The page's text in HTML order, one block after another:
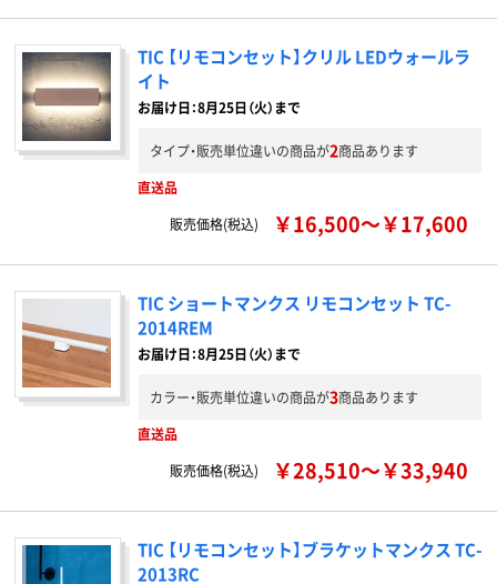
TIC 【リモコンセット】クリル LEDウォールラ
イト
お届け日：8月25日（火）まで
タイプ・販売単位違いの商品が2商品あります
直送品
販売価格(税込)
￥16,500～￥17,600
TIC ショートマンクス リモコンセット TC-
2014REM
お届け日：8月25日（火）まで
カラー・販売単位違いの商品が3商品あります
直送品
販売価格(税込)
￥28,510～￥33,940
TIC 【リモコンセット】ブラケットマンクス TC-
2013RC